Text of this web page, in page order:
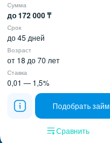
Сумма
до 172 000 ₸
Срок
до 45 дней
Возраст
от 18 до 70 лет
Ставка
0,01 — 1,5%
Подобрать займ
Сравнить